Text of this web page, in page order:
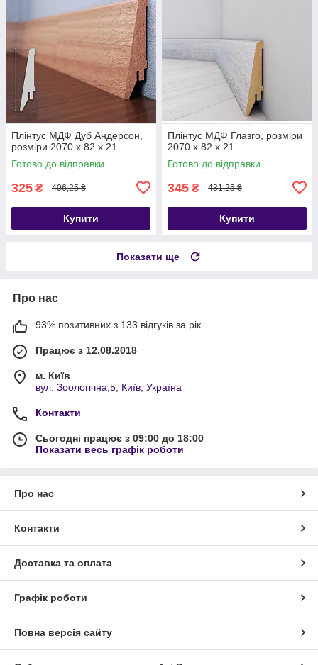
Плінтус МДФ Дуб Андерсон,
розміри 2070 x 82 x 21
Готово до відправки
325 ₴ 406,25 ₴
Купити
Плінтус МДФ Глазго, розміри
2070 x 82 x 21
Готово до відправки
345 ₴ 431,25 ₴
Купити
Показати ще
Про нас
93% позитивних з 133 відгуків за рік
Працює з 12.08.2018
м. Київ
вул. Зоологічна,5, Київ, Україна
Контакти
Сьогодні працює з 09:00 до 18:00
Показати весь графік роботи
Про нас
Контакти
Доставка та оплата
Графік роботи
Повна версія сайту